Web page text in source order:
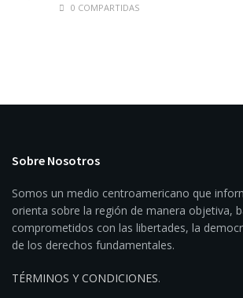
0 COMPARTIDAS
Sobre Nosotros
Somos un medio centroamericano que
orienta sobre la región de manera objetiva,
comprometidos con las libertades, la
de los derechos fundamentales.
TÉRMINOS Y CONDICIONES.